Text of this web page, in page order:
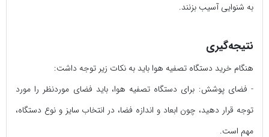
به شنوایی آسیب بزنند.
نتیجه‌گیری
هنگام خرید دستگاه تصفیه هوا باید به نکات زیر توجه داشت:
- فضای پوشش: برای دستگاه تصفیه هوا، باید فضای موردنظر را مورد
توجه قرار دهید، چون ابعاد و اندازه فضا، در انتخاب سایز و نوع دستگاه،
مهم است.